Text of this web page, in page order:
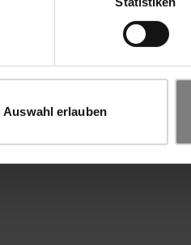
Auswahl erlauben